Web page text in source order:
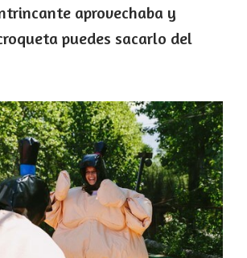
aprovechaba y
puedes sacarlo del